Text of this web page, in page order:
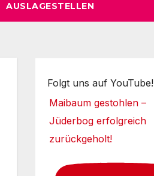
AUSLAGESTELLEN
Folgt uns auf YouTube!
Maibaum gestohlen –
Jüderbog erfolgreich
zurückgeholt!